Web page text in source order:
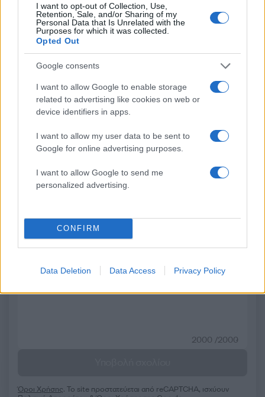
I want to opt-out of Collection, Use,
Retention, Sale, and/or Sharing of my
Personal Data that Is Unrelated with the
Purposes for which it was collected.
Opted Out
Google consents
I want to allow Google to enable storage
related to advertising like cookies on web or
device identifiers in apps.
I want to allow my user data to be sent to
Google for online advertising purposes.
I want to allow Google to send me
personalized advertising.
CONFIRM
Data Deletion Data Access Privacy Policy
Σχόλια
Σχολίασε εδώ
50 /50
2000 /2000
Όροι Χρήσης. Το site προστατεύεται από reCAPTCHA, ισχύουν
Δεν ήταν μόνο η ταχύτητα
που οδήγησε στο τροχαίο
στις Σέρρες με νεκρούς
μητέρα και γιο - «Ίσως κάτι
απέσπασε την προσοχή
του οδηγού» λέει
πραγματογνώμονας
Μυστράς: Αλλαγή
υπερασπιστική
55χρονου που έκρυψε
νεκρό πατέρα του
καταψύκτη – Η
στους γονείς και η